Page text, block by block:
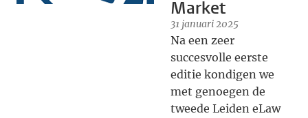
Market
31 januari 2025
Na een zeer
succesvolle eerste
editie kondigen we
met genoegen de
tweede Leiden eLaw